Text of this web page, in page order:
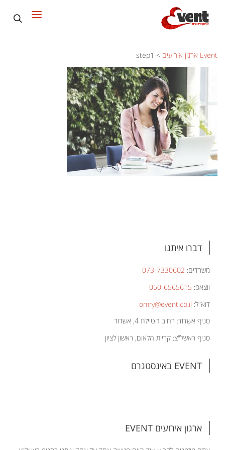
Event ארגון אירועים >
step1
דברו איתנו
משרדים: 073-7330602
ווצאפ: 050-6565615
דוא"ל: omry@event.co.il
סניף אשדוד: רחוב הטיילת 4, אשדוד
סניף ראשל"צ: קריית הלאום, ראשון לציון
EVENT באינסטגרם
ארגון אירועים EVENT